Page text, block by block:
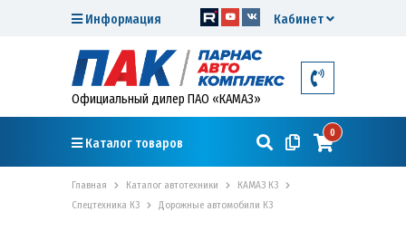
Кабинет
Информация
Официальный дилер ПАО «КАМАЗ»
Каталог товаров
0
Главная Каталог автотехники
КАМАЗ К3
Спецтехника К3
Дорожные автомобили К3